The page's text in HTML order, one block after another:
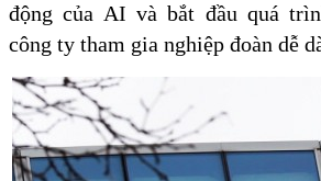
động của AI và bắt đầu quá
công ty tham gia nghiệp đoàn dễ